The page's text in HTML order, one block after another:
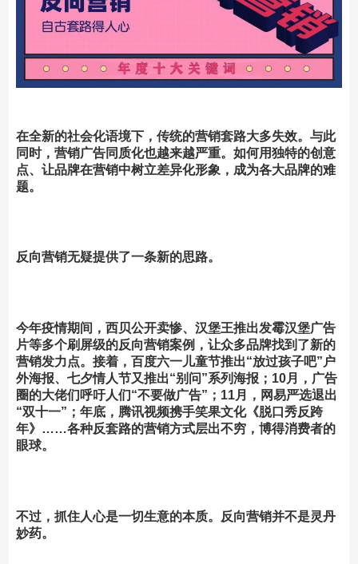
在全新的社会化语境下，传统的营销套路大多失效。与此
同时，营销广告同质化也越来越严重。如何用独特的创意
点、让品牌在营销中树立差异化形象，成为各大品牌的难
题。
反向营销无疑提供了一条新的思路。
今年疫情期间，西贝公开卖惨、汉堡王推出发霉汉堡广告
片等多个刷屏级的反向营销案例，让众多品牌找到了新的
营销发力点。接着，百度六一儿童节推出“放过孩子吧”户
外海报、七夕情人节又推出“别问”系列海报；10月，广告
圈的大佬们呼吁人们“不要做广告”；11月，网易严选退出
“双十一”；年底，腾讯视频携手笑果文化《脱口秀反跨
年》……各种反套路的营销方式层出不穷，博得消费者的
眼球。
不过， 抓住人心是一切生意的本质。 反向营销并不是灵丹
妙药。